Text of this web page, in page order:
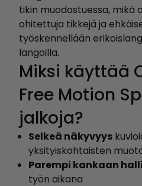
tikin muodostuessa,
ohitettuja tikkejä ja
työskennellään
langoilla.
Miksi käyttää
Free Motion
jalkoja?
Selkeä näkyvyys
yksityiskohtaisten
Parempi kankaan
työn aikana